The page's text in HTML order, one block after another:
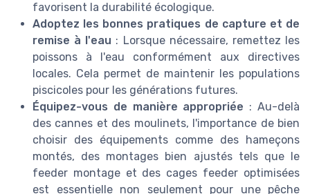
favorisent la durabilité écologique.
Adoptez les bonnes pratiques de capture et de
remise à l'eau : Lorsque nécessaire, remettez les
poissons à l'eau conformément aux directives
locales. Cela permet de maintenir les populations
piscicoles pour les générations futures.
Équipez-vous de manière appropriée : Au-delà
des cannes et des moulinets, l'importance de bien
choisir des équipements comme des hameçons
montés, des montages bien ajustés tels que le
feeder montage et des cages feeder optimisées
est essentielle non seulement pour une pêche